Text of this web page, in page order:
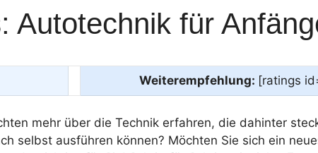
Autotechnik für
Weiterempfehlung: [ratings
mehr über die Technik erfahren, die dahinter
selbst ausführen können? Möchten Sie sich ein